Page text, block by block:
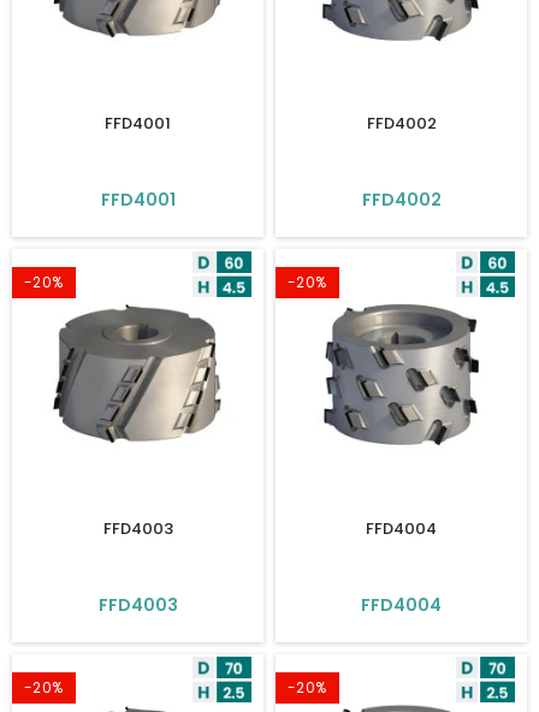
FFD4001
FFD4001
FFD4002
FFD4002
-20%
FFD4003
FFD4003
-20%
FFD4004
FFD4004
-20% -20%